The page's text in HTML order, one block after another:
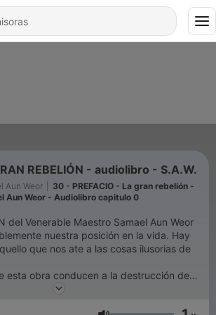
REBELIÓN - audiolibro - S.A.W.
Aun Weor
30 - PREFACIO - La gran rebelión -
Aun Weor - Audiolibro capitulo 0
del Venerable Maestro Samael Aun Weor
nuestra posición en la vida. Hay
que nos ate a las cosas ilusorias de
esta obra conducen a la destrucción de
liberar la Esencia que es lo que vale en